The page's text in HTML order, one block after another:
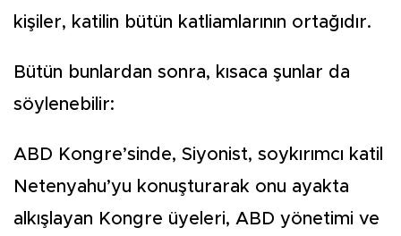
kişiler, katilin bütün katliamlarının ortağıdır.
Bütün bunlardan sonra, kısaca şunlar da
söylenebilir:
ABD Kongre’sinde, Siyonist, soykırımcı katil
Netenyahu’yu konuşturarak onu ayakta
alkışlayan Kongre üyeleri, ABD yönetimi ve